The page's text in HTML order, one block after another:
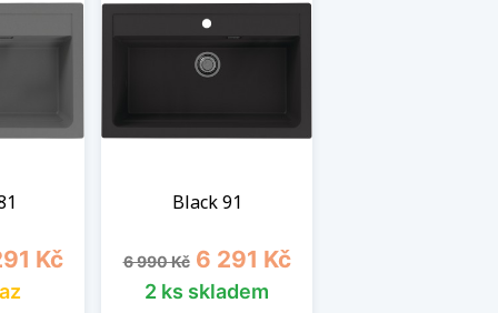
Kč
Black 91
Běžná cena
6 990 Kč Cena
6 291 Kč
2 ks skladem